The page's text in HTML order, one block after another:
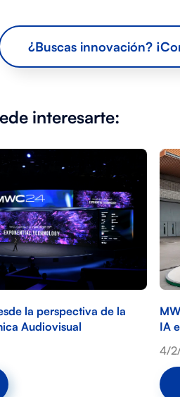
¿Buscas innovación?
interesarte:
la perspectiva de la
Audiovisual
IA
4/